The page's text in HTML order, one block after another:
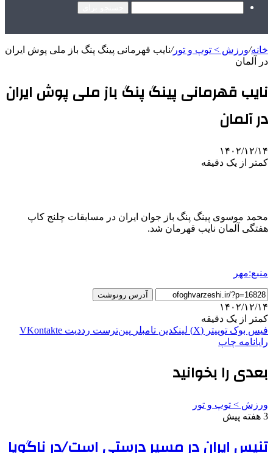
خانه/ورزش > توپ و تور/نایب قهرمانی پینگ پنگ باز ملی پوش ایران
در آلمان
نایب قهرمانی پینگ پنگ باز ملی پوش ایران
در آلمان
۱۴۰۲/۱۲/۱۴
کمتر از یک دقیقه
محمد موسوی پینگ پنگ باز جوان ایران در مسابقات چلنج کاپ
هفتگی آلمان نایب قهرمان شد.
منبع:مهر
آدرس رونوشت
۱۴۰۲/۱۲/۱۴
کمتر از یک دقیقه
فیس بوک توییتر (X) لینکدین ‫تامبلر ‫پین‌ترست ‫رددیت ‫VKontakte
رایانامه چاپ
بعدی را بخوانید
ورزش > توپ و تور
3 هفته پیش
تنیس ایران در مسیر درستی است/در ناگویا